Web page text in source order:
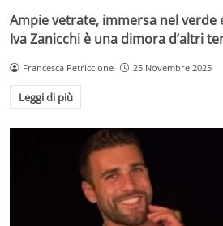
Ampie vetrate, immersa nel verde
Iva Zanicchi è una dimora d’altri
Francesca Petriccione 25 Novembre 2025
Leggi di più